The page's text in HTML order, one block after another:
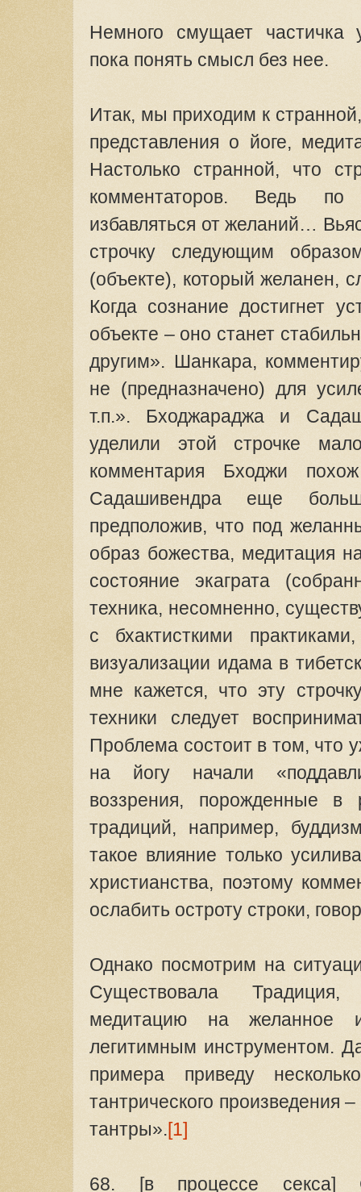
Немного смущает частичка
пока понять смысл без нее.
Итак, мы приходим к
представления о йоге,
Настолько странной, что
комментаторов. Ведь
избавляться от желаний…
строчку следующим
(объекте), который желанен,
Когда сознание достигнет
объекте – оно станет
другим». Шанкара,
не (предназначено) для
т.п.». Бходжараджа и
уделили этой строчке
комментария Бходжи
Садашивендра еще
предположив, что под
образ божества, медитация
состояние экаграта
техника, несомненно,
с бхактисткими
визуализации идама в
мне кажется, что эту
техники следует
Проблема состоит в том, что
на йогу начали
воззрения, порожденные в
традиций, например,
такое влияние только
христианства, поэтому
ослабить остроту строки,
Однако посмотрим на
Существовала
медитацию на желанное
легитимным инструментом.
примера приведу
тантрического произведения
тантры».[1]
68. [в процессе секса]